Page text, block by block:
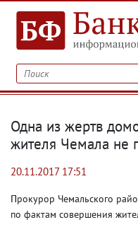
Одна из жертв
жителя Чемала не
20.11.2017 17:51
Прокурор Чемальского
по фактам совершения